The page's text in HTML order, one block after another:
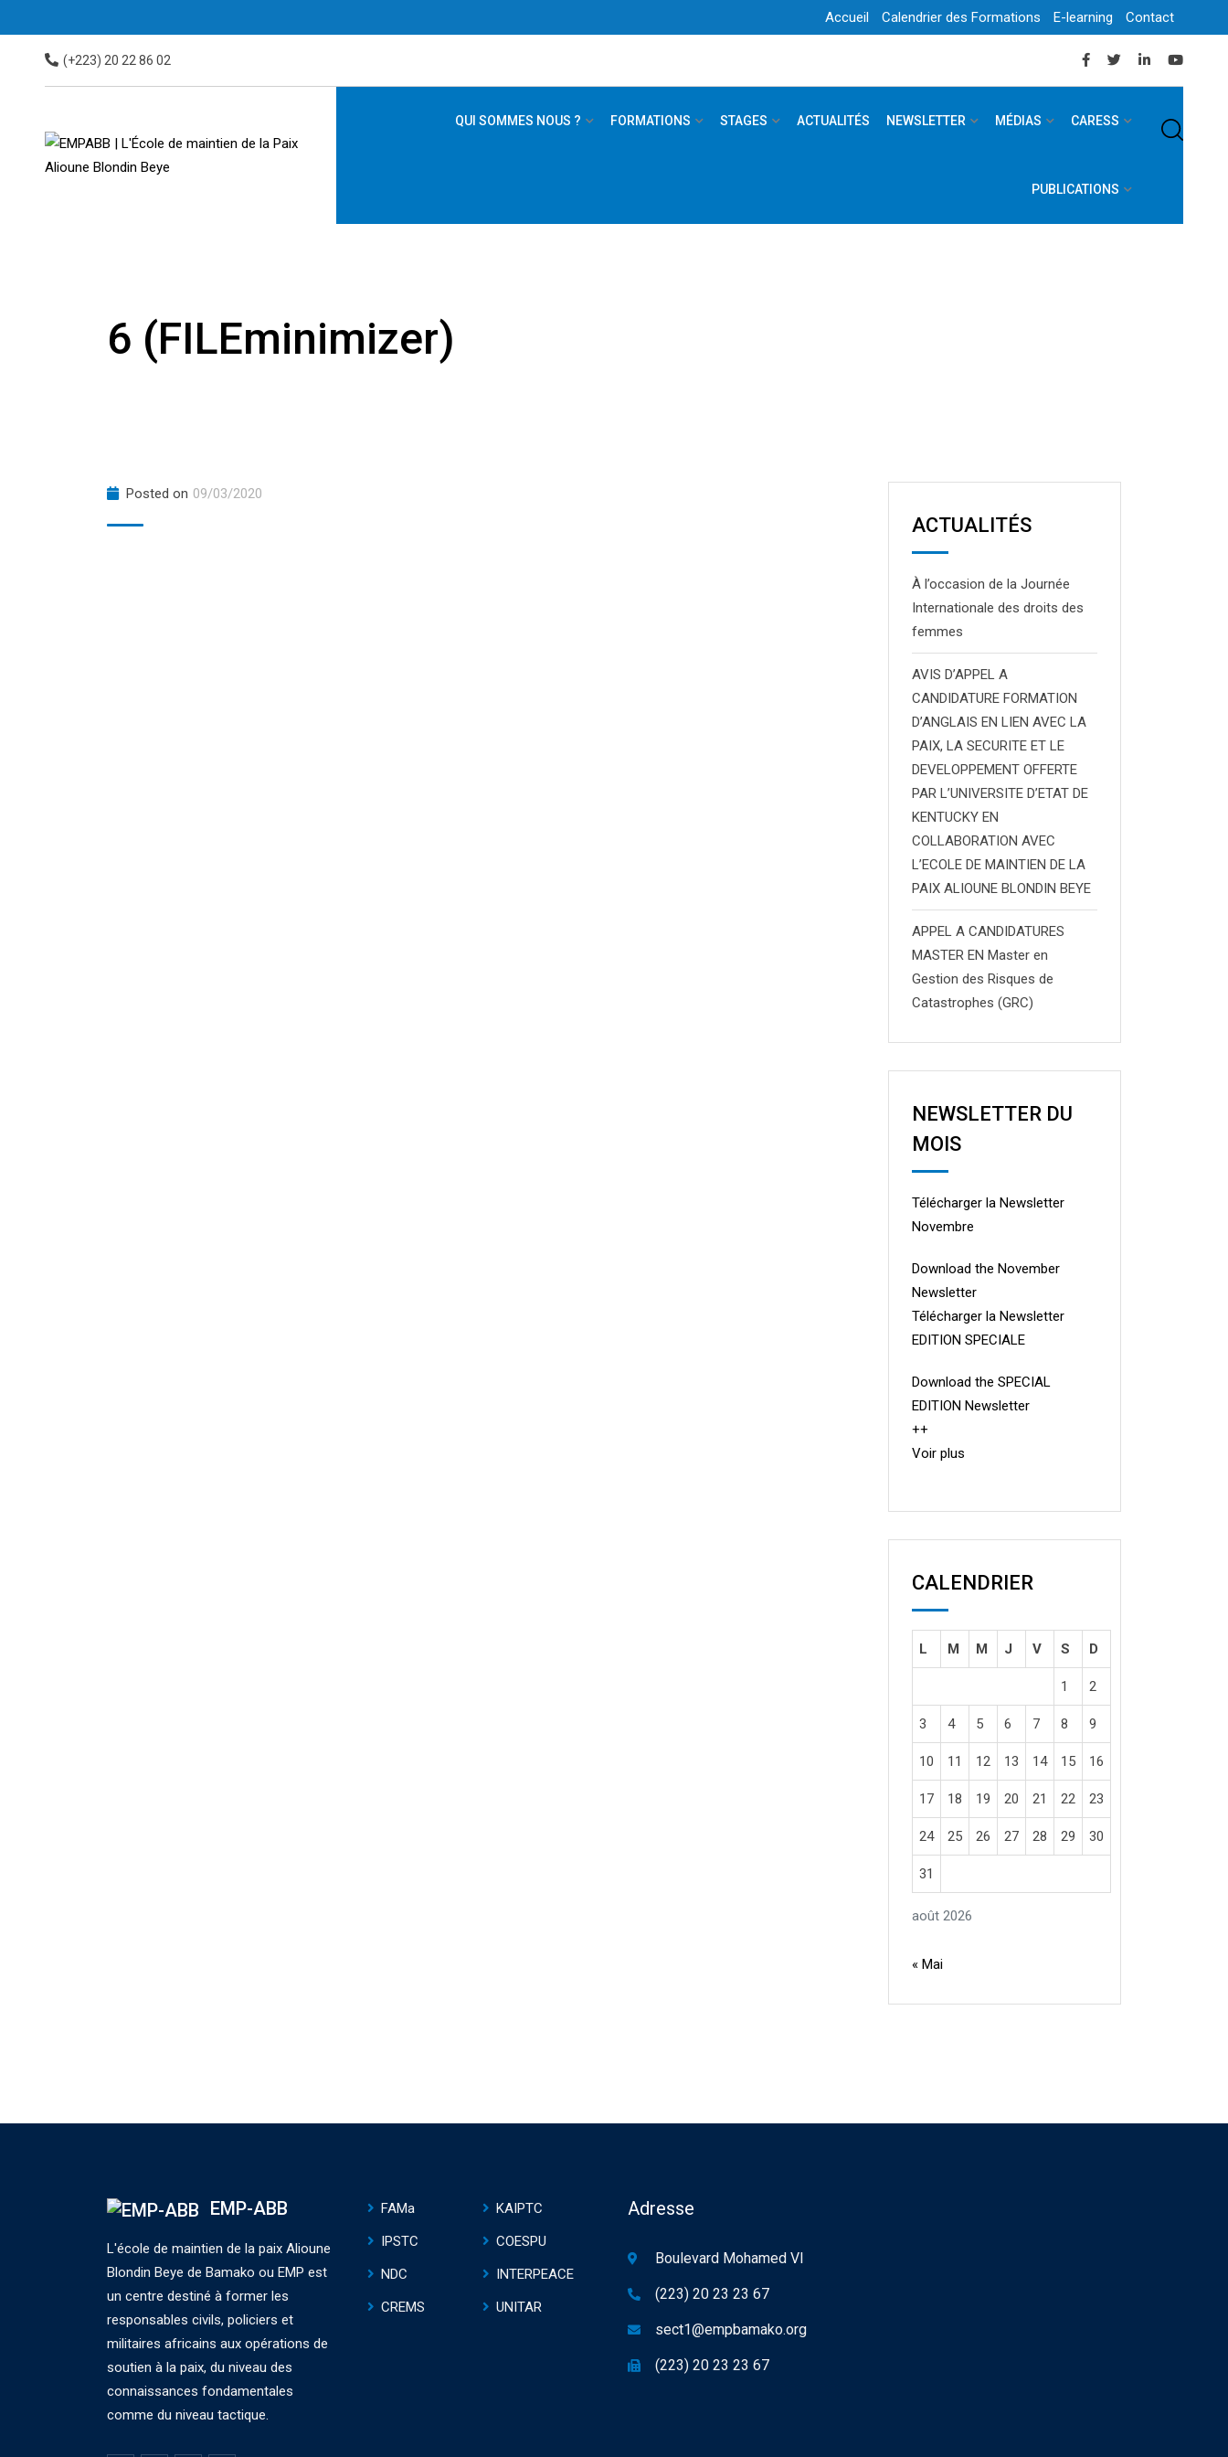
to
content
Accueil Calendrier des Formations E-learning Contact
(+223) 20 22 86 02
QUI SOMMES NOUS ? FORMATIONS STAGES ACTUALITÉS NEWSLETTER MÉDIAS CARESS
PUBLICATIONS
6 (FILEminimizer)
Posted on 09/03/2020
ACTUALITÉS
À l’occasion de la Journée
Internationale des droits des
femmes
AVIS D’APPEL A
CANDIDATURE FORMATION
D’ANGLAIS EN LIEN AVEC LA
PAIX, LA SECURITE ET LE
DEVELOPPEMENT OFFERTE
PAR L’UNIVERSITE D’ETAT DE
KENTUCKY EN
COLLABORATION AVEC
L’ECOLE DE MAINTIEN DE LA
PAIX ALIOUNE BLONDIN BEYE
APPEL A CANDIDATURES
MASTER EN Master en
Gestion des Risques de
Catastrophes (GRC)
NEWSLETTER DU
MOIS
Télécharger la Newsletter
Novembre
Download the November
Newsletter
Télécharger la Newsletter
EDITION SPECIALE
Download the SPECIAL
EDITION Newsletter
++
Voir plus
CALENDRIER
août 2026
L M M J V S D
1 2
3 4 5 6 7 8 9
10 11 12 13 14 15 16
17 18 19 20 21 22 23
24 25 26 27 28 29 30
31
« Mai
EMP-ABB
L'école de maintien de la paix Alioune
Blondin Beye de Bamako ou EMP est
un centre destiné à former les
responsables civils, policiers et
militaires africains aux opérations de
soutien à la paix, du niveau des
connaissances fondamentales
comme du niveau tactique.
FAMa
KAIPTC
IPSTC
COESPU
NDC
INTERPEACE
CREMS
UNITAR
Adresse
Boulevard Mohamed VI
(223) 20 23 23 67
sect1@empbamako.org
(223) 20 23 23 67